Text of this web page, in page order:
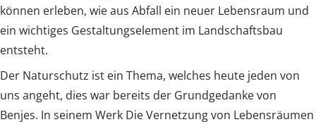
können erleben, wie aus Abfall ein neuer Lebensraum und
ein wichtiges Gestaltungselement im Landschaftsbau
entsteht.
Der Naturschutz ist ein Thema, welches heute jeden von
uns angeht, dies war bereits der Grundgedanke von
Benjes. In seinem Werk Die Vernetzung von Lebensräumen